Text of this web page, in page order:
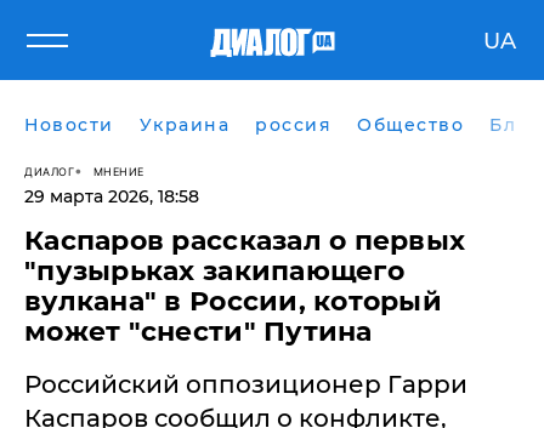
UA
Новости Украина россия Общество
ДИАЛОГ МНЕНИЕ
29 марта 2026, 18:58
Каспаров рассказал о первых
"пузырьках закипающего
вулкана" в России, который
может "снести" Путина
Российский оппозиционер Гарри
Каспаров сообщил о конфликте,